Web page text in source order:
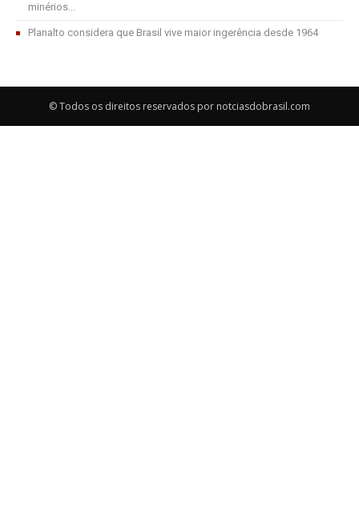
minérios...
Planalto considera que Brasil vive maior ingerência desde 1964
© Todos os direitos reservados por notciasdobrasil.com